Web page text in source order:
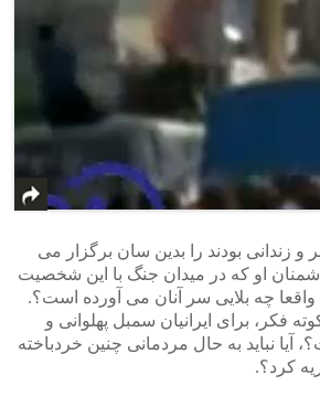
و زندانی بودند را بدین سان برگزار می
او که در میدان جنگ با این شخصیت
واقعا چه بلایی سر آنان می آورده است؟.
فکر، برای ایرانیان سمبل پهلوانی و
آیا نباید به حال مردمانی چنین خردباخته
کرد؟.